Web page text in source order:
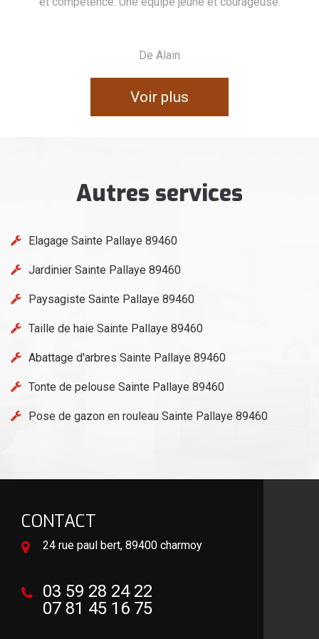
Voir plus
Autres services
Elagage Sainte Pallaye 89460
Jardinier Sainte Pallaye 89460
Paysagiste Sainte Pallaye 89460
Taille de haie Sainte Pallaye 89460
Abattage d'arbres Sainte Pallaye 89460
Tonte de pelouse Sainte Pallaye 89460
Pose de gazon en rouleau Sainte Pallaye 89460
CONTACT
24 rue paul bert, 89400 charmoy
03 59 28 24 22
07 81 45 16 75